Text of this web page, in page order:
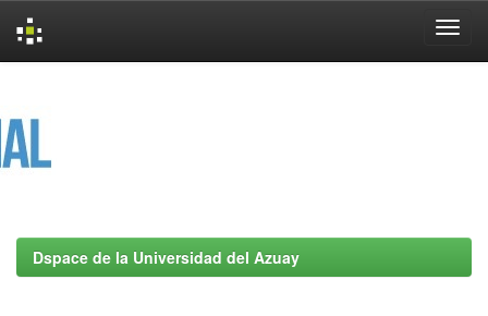
Dspace de la Universidad del Azuay